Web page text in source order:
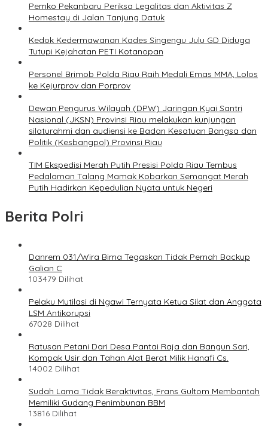
Pemko Pekanbaru Periksa Legalitas dan Aktivitas Z
Homestay di Jalan Tanjung Datuk
Kedok Kedermawanan Kades Singengu Julu GD Diduga
Tutupi Kejahatan PETI Kotanopan
Personel Brimob Polda Riau Raih Medali Emas MMA, Lolos
ke Kejurprov dan Porprov
Dewan Pengurus Wilayah (DPW) Jaringan Kyai Santri
Nasional (JKSN) Provinsi Riau melakukan kunjungan
silaturahmi dan audiensi ke Badan Kesatuan Bangsa dan
Politik (Kesbangpol) Provinsi Riau
TIM Ekspedisi Merah Putih Presisi Polda Riau Tembus
Pedalaman Talang Mamak Kobarkan Semangat Merah
Putih Hadirkan Kepedulian Nyata untuk Negeri
Berita Polri
Danrem 031/Wira Bima Tegaskan Tidak Pernah Backup
Galian C
103479 Dilihat
Pelaku Mutilasi di Ngawi Ternyata Ketua Silat dan Anggota
LSM Antikorupsi
67028 Dilihat
Ratusan Petani Dari Desa Pantai Raja dan Bangun Sari,
Kompak Usir dan Tahan Alat Berat Milik Hanafi Cs.
14002 Dilihat
Sudah Lama Tidak Beraktivitas, Frans Gultom Membantah
Memiliki Gudang Penimbunan BBM
13816 Dilihat